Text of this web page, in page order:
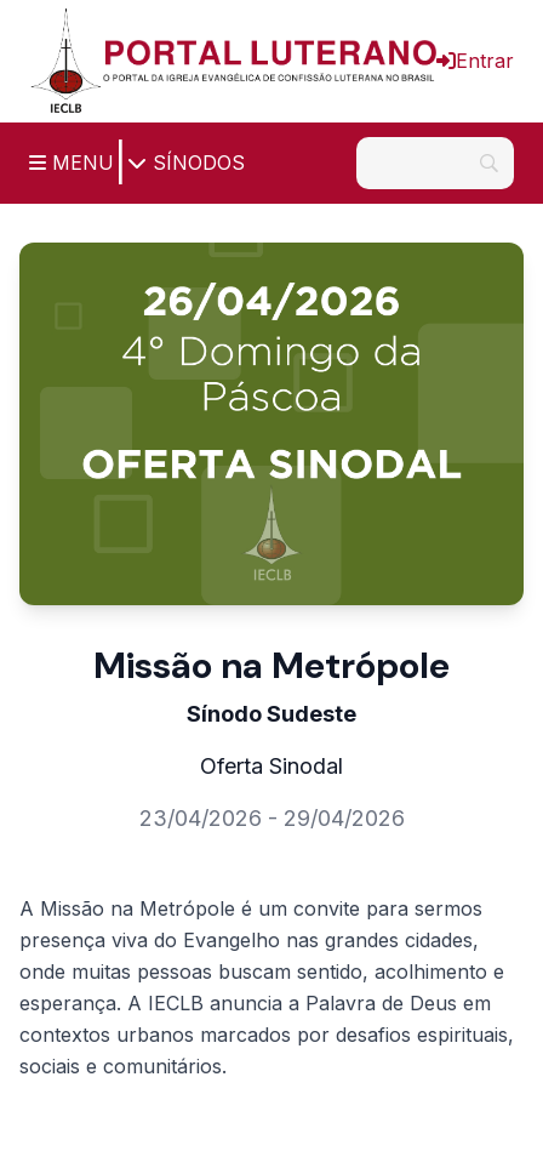
Ir para o conteúdo principal
Entrar
MENU SÍNODOS
Missão na Metrópole
Sínodo Sudeste
Oferta Sinodal
23/04/2026 - 29/04/2026
A Missão na Metrópole é um convite para sermos
presença viva do Evangelho nas grandes cidades,
onde muitas pessoas buscam sentido, acolhimento e
esperança. A IECLB anuncia a Palavra de Deus em
contextos urbanos marcados por desafios espirituais,
sociais e comunitários.